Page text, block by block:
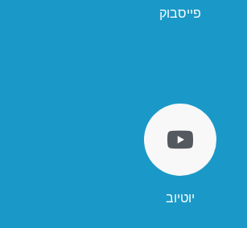
פייסבוק
יוטיוב